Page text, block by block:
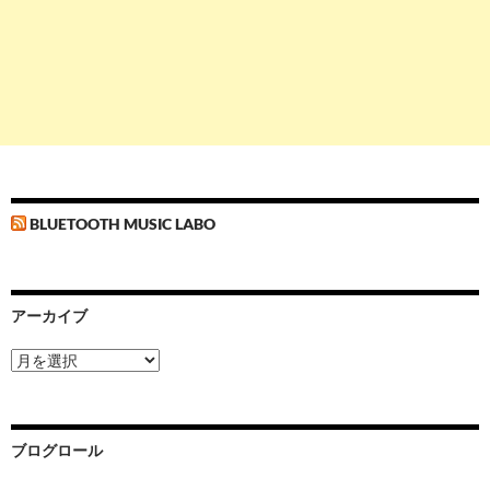
BLUETOOTH MUSIC LABO
アーカイブ
ア
ー
ブ
ブログロール